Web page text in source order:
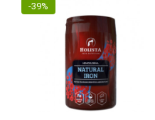
-39%